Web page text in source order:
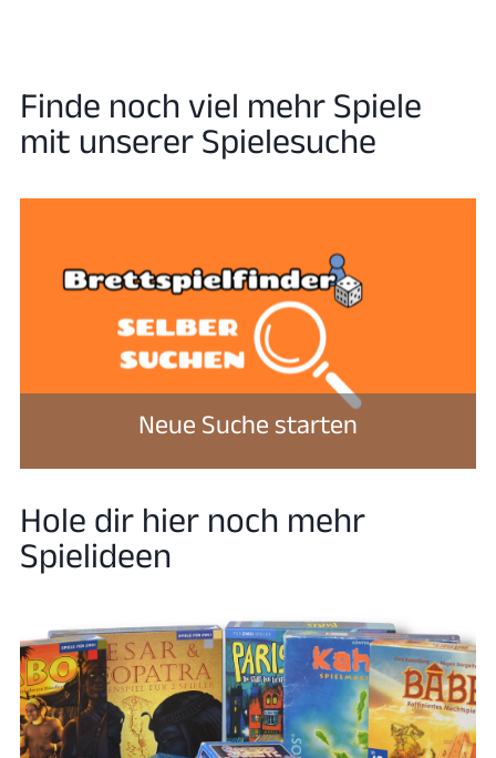
Finde noch viel mehr Spiele
mit unserer Spielesuche
Neue Suche starten
Hole dir hier noch mehr
Spielideen